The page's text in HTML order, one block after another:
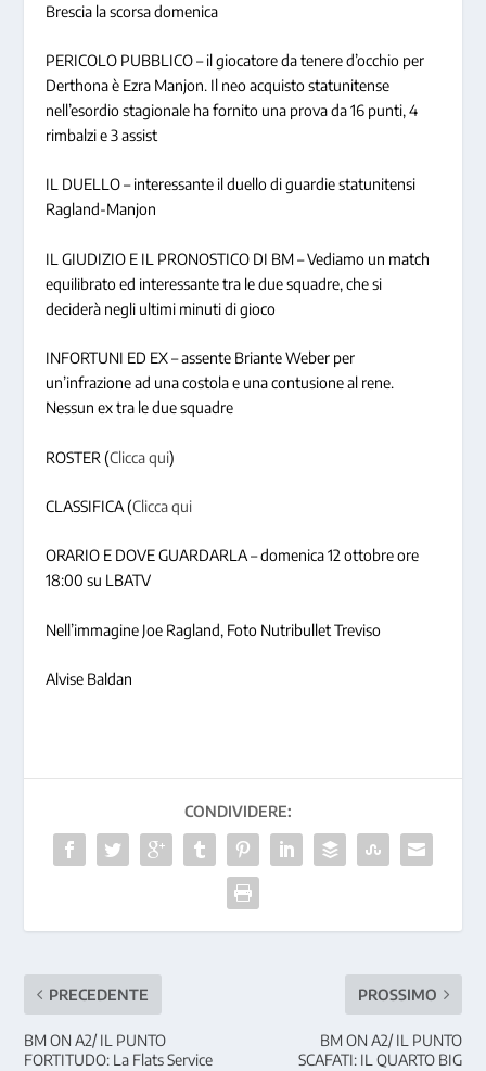
Brescia la scorsa domenica
PERICOLO PUBBLICO – il giocatore da tenere d’occhio per
Derthona è Ezra Manjon. Il neo acquisto statunitense
nell’esordio stagionale ha fornito una prova da 16 punti, 4
rimbalzi e 3 assist
IL DUELLO – interessante il duello di guardie statunitensi
Ragland-Manjon
IL GIUDIZIO E IL PRONOSTICO DI BM – Vediamo un match
equilibrato ed interessante tra le due squadre, che si
deciderà negli ultimi minuti di gioco
INFORTUNI ED EX – assente Briante Weber per
un’infrazione ad una costola e una contusione al rene.
Nessun ex tra le due squadre
ROSTER (Clicca qui)
CLASSIFICA (Clicca qui
ORARIO E DOVE GUARDARLA – domenica 12 ottobre ore
18:00 su LBATV
Nell’immagine Joe Ragland, Foto Nutribullet Treviso
Alvise Baldan
CONDIVIDERE:
PRECEDENTE
BM ON A2/ IL PUNTO
FORTITUDO: La Flats Service
PROSSIMO
BM ON A2/ IL PUNTO
SCAFATI: IL QUARTO BIG